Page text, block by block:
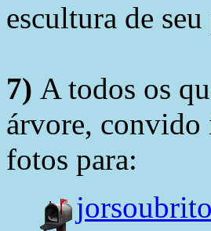
escultura de
7) A todos os
árvore, convido
fotos para: